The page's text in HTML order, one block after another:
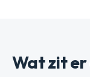
Wat zit